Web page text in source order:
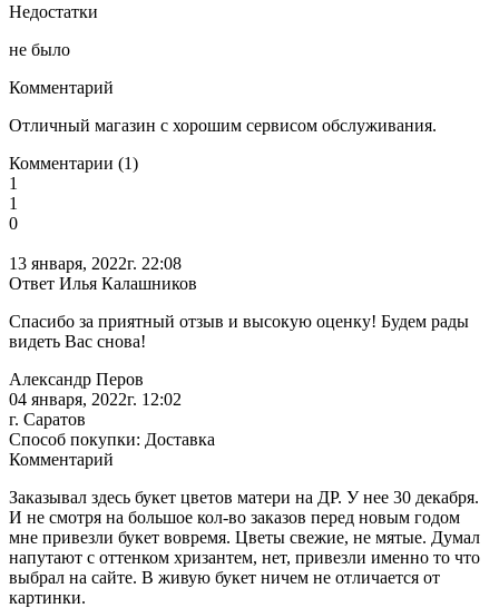
Недостатки
не было
Комментарий
Отличный магазин с хорошим сервисом обслуживания.
Комментарии (1)
1
1
0
13 января, 2022г. 22:08
Ответ Илья Калашников
Спасибо за приятный отзыв и высокую оценку! Будем рады
видеть Вас снова!
Александр Перов
04 января, 2022г. 12:02
г. Саратов
Способ покупки: Доставка
Комментарий
Заказывал здесь букет цветов матери на ДР. У нее 30 декабря.
И не смотря на большое кол-во заказов перед новым годом
мне привезли букет вовремя. Цветы свежие, не мятые. Думал
напутают с оттенком хризантем, нет, привезли именно то что
выбрал на сайте. В живую букет ничем не отличается от
картинки.